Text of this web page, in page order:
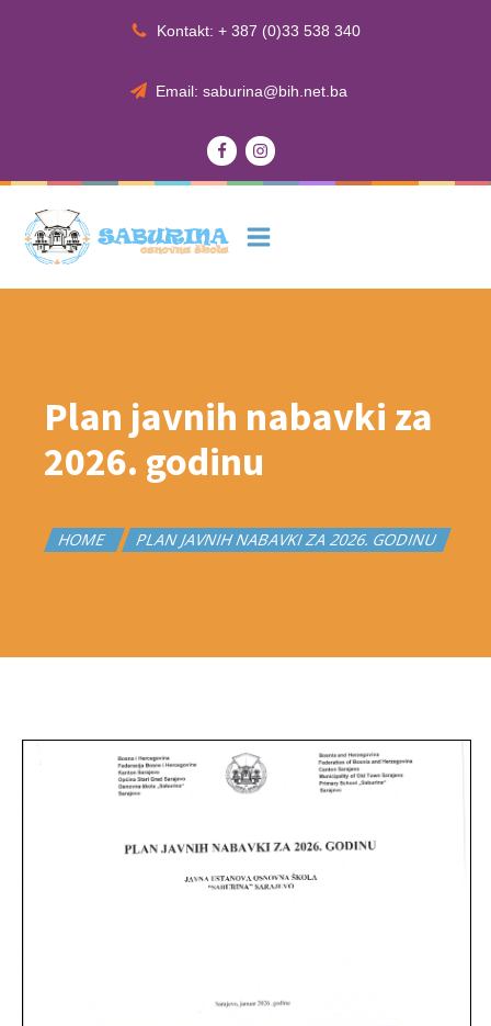
Kontakt: + 387 (0)33 538 340
Email: saburina@bih.net.ba
Plan javnih nabavki za
2026. godinu
HOME PLAN JAVNIH NABAVKI ZA 2026. GODINU